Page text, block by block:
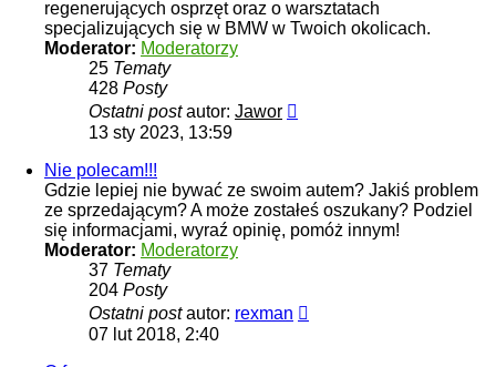
regenerujących osprzęt oraz o warsztatach
specjalizujących się w BMW w Twoich okolicach.
Moderator: Moderatorzy
25 Tematy
428 Posty
Ostatni postautor: Jawor
13 sty 2023, 13:59
Nie polecam!!!
Gdzie lepiej nie bywać ze swoim autem? Jakiś problem
ze sprzedającym? A może zostałeś oszukany? Podziel
się informacjami, wyraź opinię, pomóż innym!
Moderator: Moderatorzy
37 Tematy
204 Posty
Ostatni postautor: rexman
07 lut 2018, 2:40